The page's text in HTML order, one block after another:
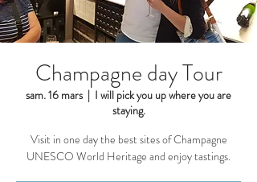
Champagne day Tour
sam. 16 mars
  |
I will pick you up where you are
staying.
Visit in one day the best sites of Champagne
UNESCO World Heritage and enjoy tastings.